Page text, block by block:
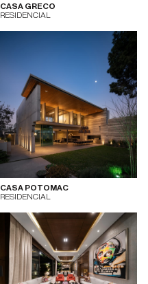
CASA GRECO
RESIDENCIAL
CASA POTOMAC
RESIDENCIAL